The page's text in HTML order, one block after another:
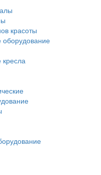
красоты
оборудование
кресла